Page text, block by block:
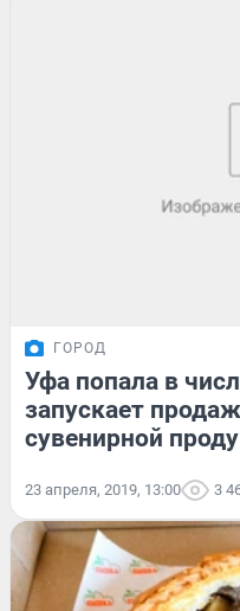
ГОРОД
Уфа попала в
запускает
сувенирной
23 апреля, 2019, 13:00 3